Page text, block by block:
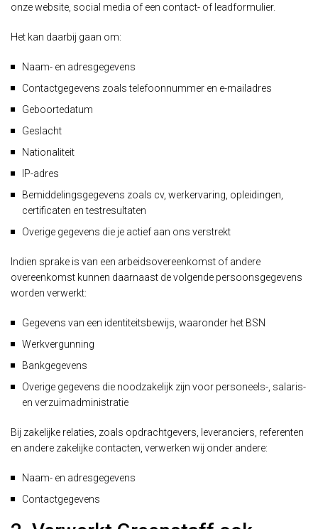
onze website, social media of een contact- of leadformulier.
Het kan daarbij gaan om:
Naam- en adresgegevens
Contactgegevens zoals telefoonnummer en e-mailadres
Geboortedatum
Geslacht
Nationaliteit
IP-adres
Bemiddelingsgegevens zoals cv, werkervaring, opleidingen,
certificaten en testresultaten
Overige gegevens die je actief aan ons verstrekt
Indien sprake is van een arbeidsovereenkomst of andere
overeenkomst kunnen daarnaast de volgende persoonsgegevens
worden verwerkt:
Gegevens van een identiteitsbewijs, waaronder het BSN
Werkvergunning
Bankgegevens
Overige gegevens die noodzakelijk zijn voor personeels-, salaris-
en verzuimadministratie
Bij zakelijke relaties, zoals opdrachtgevers, leveranciers, referenten
en andere zakelijke contacten, verwerken wij onder andere:
Naam- en adresgegevens
Contactgegevens